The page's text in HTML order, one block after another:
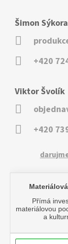
Šimon Sýkora
+420
Viktor Švolík
+420